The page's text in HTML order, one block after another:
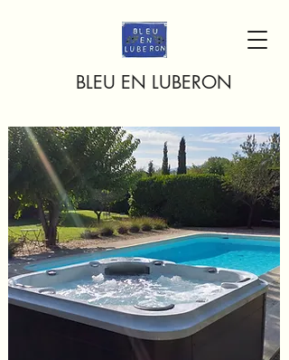
BLEU EN LUBERON